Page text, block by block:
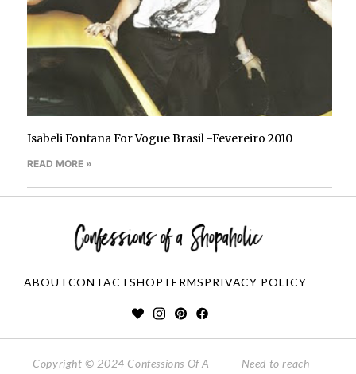
Isabeli Fontana For Vogue Brasil -Fevereiro 2010
READ MORE »
ABOUTCONTACTSHOPTERMSPRIVACY POLICY
Copyright © 2024 Confessions Of A
Need to reach